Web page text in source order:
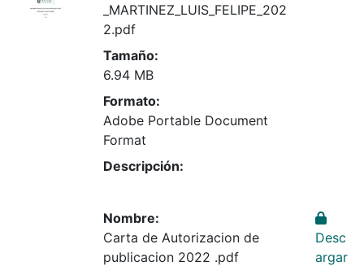
_MARTINEZ_LUIS_FELIPE_202
2.pdf
Tamaño:
6.94 MB
Formato:
Adobe Portable Document
Format
Descripción:
Nombre:
Carta de Autorizacion de
publicacion 2022 .pdf
Desc
argar